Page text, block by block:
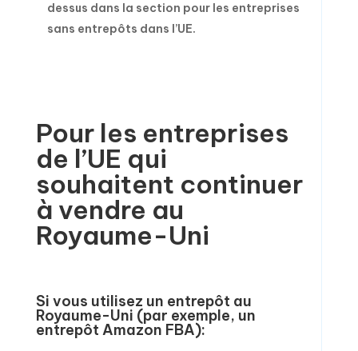
dessus dans la section pour les entreprises
sans entrepôts dans l’UE.
Pour les entreprises
de l’UE qui
souhaitent continuer
à vendre au
Royaume-Uni
Si vous utilisez un entrepôt au
Royaume-Uni (par exemple, un
entrepôt Amazon FBA):